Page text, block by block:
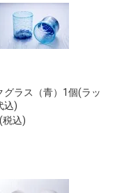
グラス（青）1個(ラッ
込)
税込)